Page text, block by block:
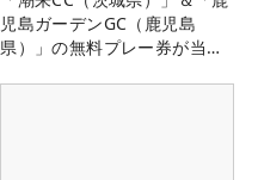
児島ガーデンGC（鹿児島
県）」の無料プレー券が当た